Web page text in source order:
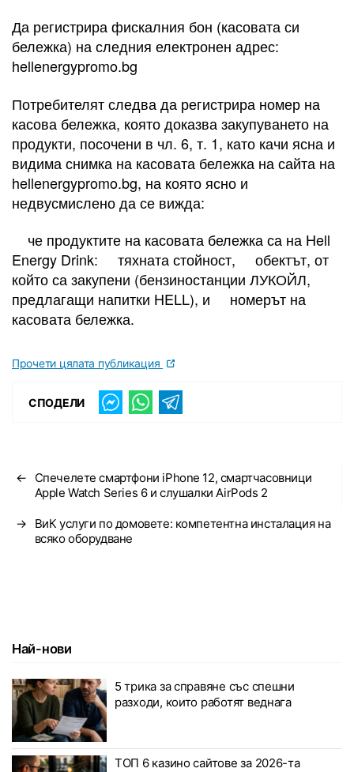
Да регистрира фискалния бон (касовата си
бележка) на следния електронен адрес:
hellenergypromo.bg
Потребителят следва да регистрира номер на
касова бележка, която доказва закупуването на
продукти, посочени в чл. 6, т. 1, като качи ясна и
видима снимка на касовата бележка на сайта на
hellenergypromo.bg, на която ясно и
недвусмислено да се вижда:
че продуктите на касовата бележка са на Hell
Energy Drink: тяхната стойност, обектът, от
който са закупени (бензиностанции ЛУКОЙЛ,
предлагащи напитки HELL), и номерът на
касовата бележка.
Прочети цялата публикация
СПОДЕЛИ
←
Спечелете смартфони iPhone 12, смартчасовници
Apple Watch Series 6 и слушалки AirPods 2
→
ВиК услуги по домовете: компетентна инсталация на
всяко оборудване
Най-нови
5 трика за справяне със спешни
разходи, които работят веднага
ТОП 6 казино сайтове за 2026-та